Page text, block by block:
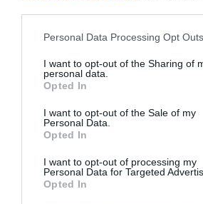
Personal Data Processing Opt Outs
I want to opt-out of the Sharing of
personal data.
Opted In
I want to opt-out of the Sale of my
Personal Data.
Opted In
I want to opt-out of processing my
Personal Data for Targeted
Opted In